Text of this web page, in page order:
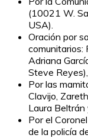
(10021 W.
USA).
Oración por
comunitarios:
Adriana
Steve
Por las
Clavijo,
Laura Beltrán
Por el
de la policía